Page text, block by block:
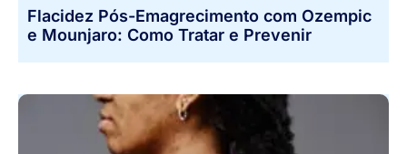
Flacidez Pós-Emagrecimento com Ozempic
e Mounjaro: Como Tratar e Prevenir